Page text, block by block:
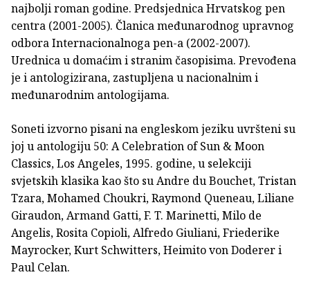
najbolji ro­man godine. Predsjednica Hrvatskog pen
centra (2001-2005). Članica međunarodnog upravnog
odbora Internacionalnoga pen-a (2002-2007).
Urednica u domaćim i stranim časopisima. Prevođena
je i antologizirana, zastupljena u nacionalnim i
međunarodnim antologijama.
Soneti izvorno pisani na en­gleskom jeziku uvršteni su
joj u antologiju 50: A Celebration of Sun & Moon
Classics, Los Angeles, 1995. godine, u selekciji
svjetskih klasika kao što su Andre du Bouchet, Tristan
Tzara, Mohamed Choukri, Raymond Queneau, Liliane
Giraudon, Armand Gatti, F. T. Marinetti, Milo de
Angelis, Rosita Copi­oli, Alfredo Giuliani, Friederike
Mayrocker, Kurt Schwitters, Heimito von Doderer i
Paul Celan.